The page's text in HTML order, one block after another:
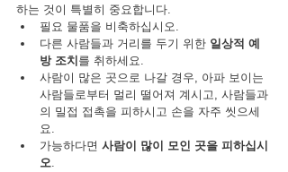
하는 것이 특별히 중요합니다.
필요 물품을 비축하십시오.
다른 사람들과 거리를 두기 위한 일상적 예
방 조치 를 취하세요.
사람이 많은 곳으로 나갈 경우, 아파 보이는
사람들로부터 멀리 떨어져 계시고, 사람들과
의 밀접 접촉을 피하시고 손을 자주 씻으세
요.
가능하다면 사람이 많이 모인 곳을 피하십시
오.